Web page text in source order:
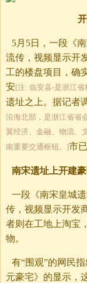
5月5日，一段《
流传，视频显示开
工的楼盘项目，确
安[注: 临安县-是浙江
遗址之上。据记者
沿海北部，是浙江省省
翼经济、金融、物流、
南重要交通枢钮。]市
南宋遗址上开建
一段《南宋皇城
传，视频显示开发
者则在工地上淘宝
物。
有“围观”的网民
元豪宅》的显示，